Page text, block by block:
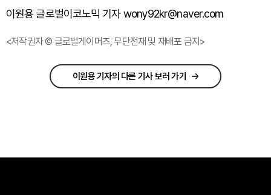
이원용 글로벌이코노믹 기자 wony92kr@naver.com
<저작권자 © 글로벌게이머즈, 무단전재 및 재배포 금지>
이원용 기자의 다른 기사 보러 가기